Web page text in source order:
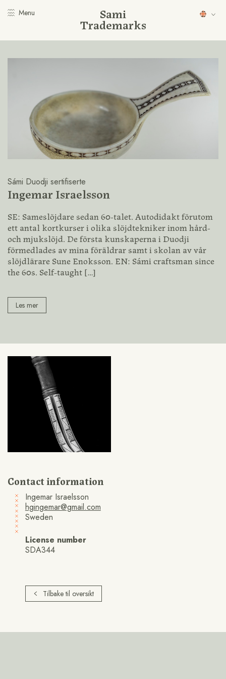
Menu Sami
Trademarks
Sámi Duodji sertifiserte
Ingemar Israelsson
SE: Sameslöjdare sedan 60-talet. Autodidakt förutom
ett antal kortkurser i olika slöjdtekniker inom hård-
och mjukslöjd. De första kunskaperna i Duodji
förmedlades av mina föräldrar samt i skolan av vår
slöjdlärare Sune Enoksson. EN: Sámi craftsman since
the 60s. Self-taught[…]
Les mer
Contact information
Ingemar Israelsson
hgingemar@gmail.com
Sweden
License number
SDA344
Tilbake til oversikt